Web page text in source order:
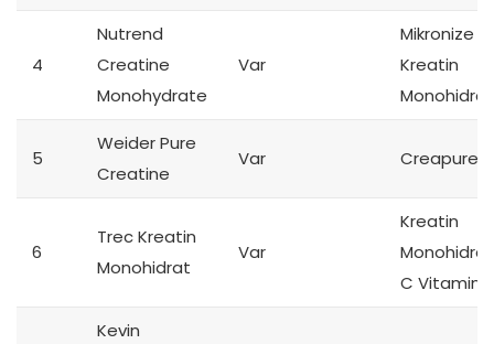
4
Nutrend
Creatine
Monohydrate
Var
Mikronize
Kreatin
Monohidrat
5
Weider Pure
Creatine
Var Creapure
6
Trec Kreatin
Monohidrat
Var
Kreatin
C Vitamini
Kevin